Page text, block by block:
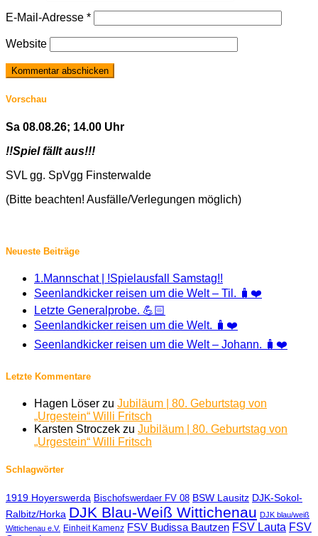
E-Mail-Adresse *
Website
Vorschau
Sa 08.08.26; 14.00 Uhr
!!Spiel fällt aus!!!
SVL gg. SpVgg Finsterwalde
(Bitte beachten! Ausfälle/Verlegungen möglich)
Neueste Beiträge
1.Mannschat | !Spielausfall Samstag!!
Seenlandkicker reisen um die Welt – Til. 🧳❤️
Letzte Generalprobe. 💪🏻
Seenlandkicker reisen um die Welt. 🧳❤️
Seenlandkicker reisen um die Welt – Johann. 🧳❤️
Letzte Kommentare
Hagen Löser zu Jubiläum | 80. Geburtstag von
„Urgestein“ Willi Fritsch
Karsten Stroczek zu Jubiläum | 80. Geburtstag von
„Urgestein“ Willi Fritsch
Schlagwörter
1919 Hoyerswerda Bischofswerdaer FV 08 BSW Lausitz DJK-Sokol-
Ralbitz/Horka DJK Blau-Weiß Wittichenau DJK blau/weiß
Wittichenau e.V. Einheit Kamenz FSV Budissa Bautzen FSV Lauta FSV